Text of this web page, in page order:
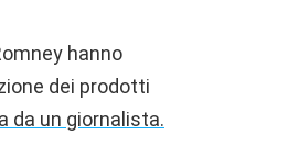
hanno
dei prodotti
da un giornalista.